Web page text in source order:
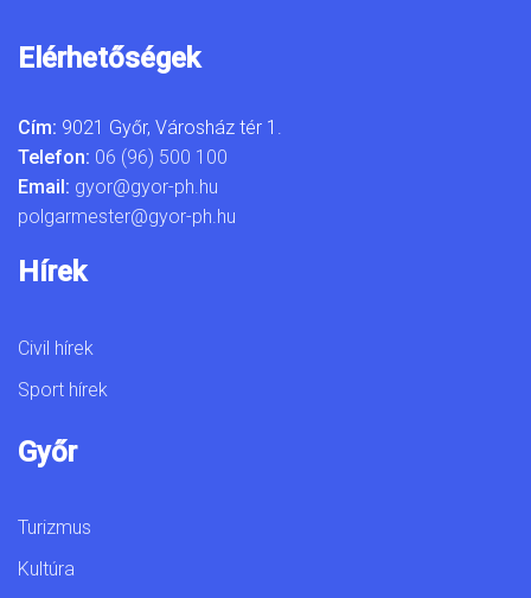
Elérhetőségek
Cím: 9021 Győr, Városház tér 1.
Telefon: 06 (96) 500 100
Email: gyor@gyor-ph.hu
polgarmester@gyor-ph.hu
Hírek
Civil hírek
Sport hírek
Győr
Turizmus
Kultúra